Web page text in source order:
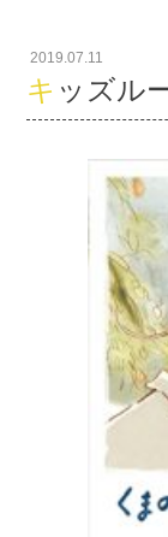
2019.07.11
キッズ